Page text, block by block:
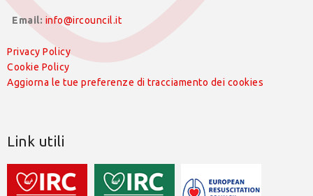
Email: info@ircouncil.it
Privacy Policy
Cookie Policy
Aggiorna le tue preferenze di tracciamento dei cookies
Link utili